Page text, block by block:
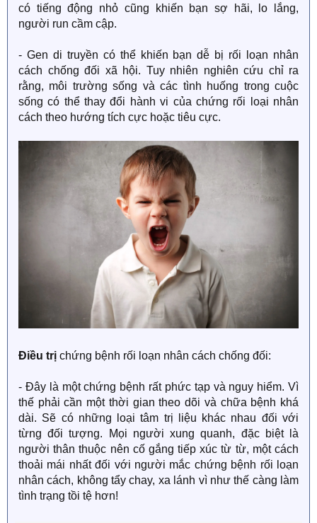
có tiếng động nhỏ cũng khiến bạn sợ hãi, lo lắng,
người run cầm cập.
- Gen di truyền có thể khiến bạn dễ bị rối loạn nhân
cách chống đối xã hội. Tuy nhiên nghiên cứu chỉ ra
rằng, môi trường sống và các tình huống trong cuộc
sống có thể thay đổi hành vi của chứng rối loại nhân
cách theo hướng tích cực hoặc tiêu cực.
Điều trị chứng bệnh rối loạn nhân cách chống đối:
- Đây là một chứng bệnh rất phức tạp và nguy hiểm. Vì
thế phải cần một thời gian theo dõi và chữa bệnh khá
dài. Sẽ có những loại tâm trị liệu khác nhau đối với
từng đối tượng. Mọi người xung quanh, đặc biệt là
người thân thuộc nên cố gắng tiếp xúc từ từ, một cách
thoải mái nhất đối với người mắc chứng bệnh rối loạn
nhân cách, không tẩy chay, xa lánh vì như thế càng làm
tình trạng tồi tệ hơn!